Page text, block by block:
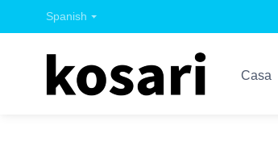
Spanish
Casa